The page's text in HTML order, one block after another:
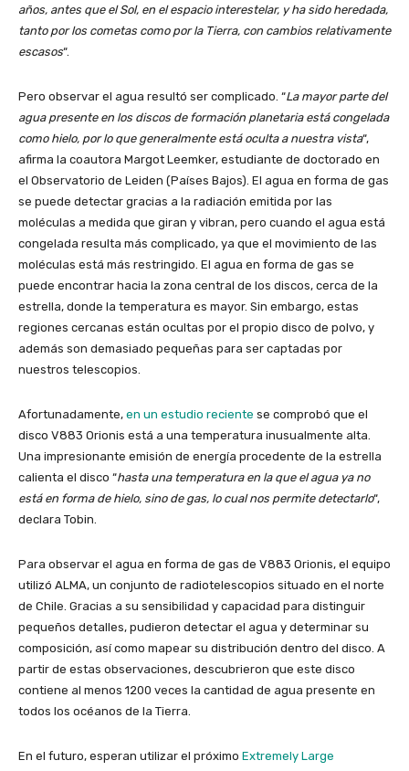
años, antes que el Sol, en el espacio interestelar, y ha sido heredada,
tanto por los cometas como por la Tierra, con cambios relativamente
escasos“.
Pero observar el agua resultó ser complicado. “La mayor parte del
agua presente en los discos de formación planetaria está congelada
como hielo, por lo que generalmente está oculta a nuestra vista“,
afirma la coautora Margot Leemker, estudiante de doctorado en
el Observatorio de Leiden (Países Bajos). El agua en forma de gas
se puede detectar gracias a la radiación emitida por las
moléculas a medida que giran y vibran, pero cuando el agua está
congelada resulta más complicado, ya que el movimiento de las
moléculas está más restringido. El agua en forma de gas se
puede encontrar hacia la zona central de los discos, cerca de la
estrella, donde la temperatura es mayor. Sin embargo, estas
regiones cercanas están ocultas por el propio disco de polvo, y
además son demasiado pequeñas para ser captadas por
nuestros telescopios.
Afortunadamente, en un estudio reciente se comprobó que el
disco V883 Orionis está a una temperatura inusualmente alta.
Una impresionante emisión de energía procedente de la estrella
calienta el disco “hasta una temperatura en la que el agua ya no
está en forma de hielo, sino de gas, lo cual nos permite detectarlo“,
declara Tobin.
Para observar el agua en forma de gas de V883 Orionis, el equipo
utilizó ALMA, un conjunto de radiotelescopios situado en el norte
de Chile. Gracias a su sensibilidad y capacidad para distinguir
pequeños detalles, pudieron detectar el agua y determinar su
composición, así como mapear su distribución dentro del disco. A
partir de estas observaciones, descubrieron que este disco
contiene al menos 1200 veces la cantidad de agua presente en
todos los océanos de la Tierra.
En el futuro, esperan utilizar el próximo Extremely Large